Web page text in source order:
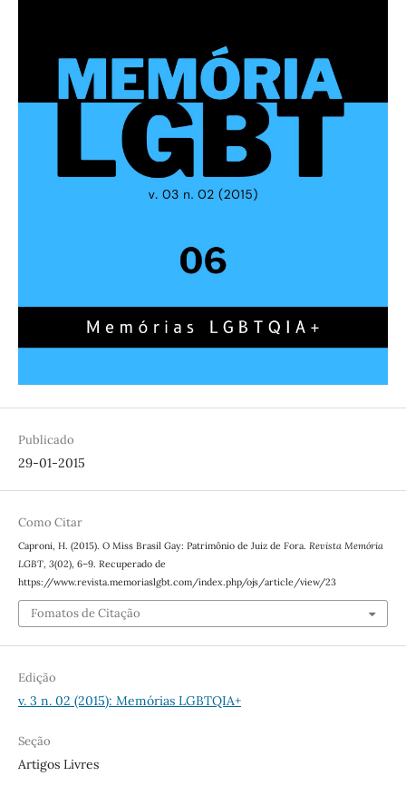
Publicado
29-01-2015
Como Citar
Caproni, H. (2015). O Miss Brasil Gay: Patrimônio de Juiz de Fora. Revista Memória
LGBT, 3(02), 6–9. Recuperado de
https://www.revista.memoriaslgbt.com/index.php/ojs/article/view/23
Fomatos de Citação
Edição
v. 3 n. 02 (2015): Memórias LGBTQIA+
Seção
Artigos Livres